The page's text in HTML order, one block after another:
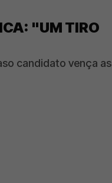
"UM TIRO
candidato vença as